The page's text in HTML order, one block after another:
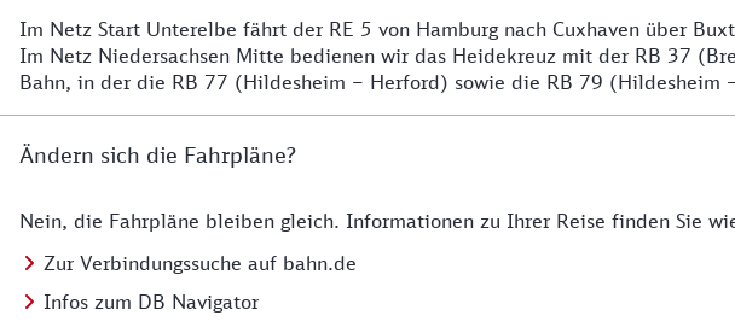
Details
Im Netz Start Unterelbe fährt der RE 5 von Hamburg nach Cuxhaven über
Im Netz Niedersachsen Mitte bedienen wir das Heidekreuz mit der RB 37
Bahn, in der die RB 77 (Hildesheim – Herford) sowie die RB 79 (Hildesheim
Ändern sich die Fahrpläne?
Details zu den Fahrplänen
Nein, die Fahrpläne bleiben gleich. Informationen zu Ihrer Reise finden Sie
Zur Verbindungssuche auf bahn.de
Infos zum DB Navigator